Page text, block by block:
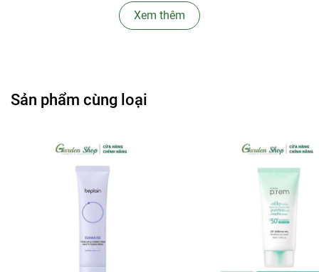
- Chỉ số chống nắng SPF50+/PA++++ có khả năng chống
- Có khả năng chống thấm nước, kiềm dầu khá tốt, không
trôi bởi mồ hôi hay bã nhờn.
- Thích hợp với mùa hè và những người thường xuyên phải
vận động, đổ mồ hôi hay đi biển, đi bơi (nếu xuống nước
thì tốt nhất vẫn nên thoa lại kem sau 80 phút)
- Rất dịu nhẹ, phù hợp với cả da nhạy cảm và da mụn
Xem thêm
Sản phẩm cùng loại